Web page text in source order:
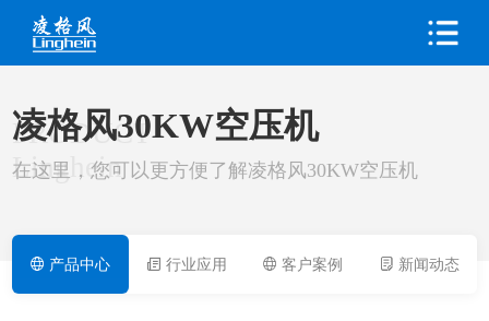
PRODUCT
Linghein
凌格风30KW空压机
在这里，您可以更方便了解凌格风30KW空压机
产品中心 行业应用 客户案例 新闻动态